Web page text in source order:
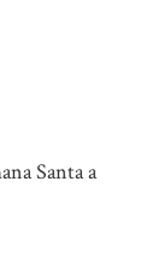
Santa a